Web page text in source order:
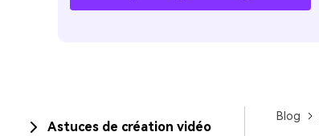
Astuces de création vidéo
Blog